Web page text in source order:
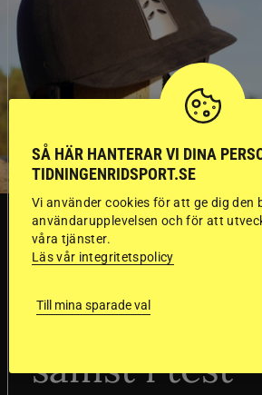
SVERIGE
Dyraste
sämst i test
SÅ HÄR HANTERAR VI DINA
TIDNINGENRIDSPORT.SE
Vi använder cookies för att ge dig den
användarupplevelsen och för att
våra tjänster.
Läs vår integritetspolicy
Till mina sparade val